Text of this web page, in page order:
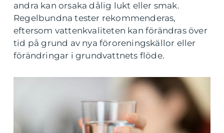
andra kan orsaka dålig lukt eller smak.
Regelbundna tester rekommenderas,
eftersom vattenkvaliteten kan förändras över
tid på grund av nya föroreningskällor eller
förändringar i grundvattnets flöde.